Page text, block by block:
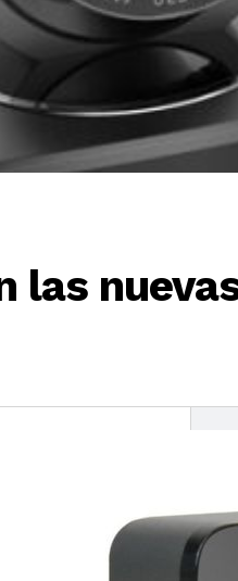
noticia
las